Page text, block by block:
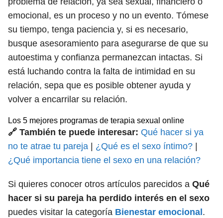
emocional, es un proceso y no un evento. Tómese
su tiempo, tenga paciencia y, si es necesario,
busque asesoramiento para asegurarse de que su
autoestima y confianza permanezcan intactas. Si
está luchando contra la falta de intimidad en su
relación, sepa que es posible obtener ayuda y
volver a encarrilar su relación.
Los 5 mejores programas de terapia sexual online
🔗 También te puede interesar: Qué hacer si ya
no te atrae tu pareja
¿Qué es el sexo íntimo?
¿Qué importancia tiene el sexo en una relación?
Si quieres conocer otros artículos parecidos a Qué
hacer si su pareja ha perdido interés en el sexo
puedes visitar la categoría Bienestar emocional .